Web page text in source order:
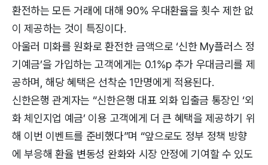
환전하는 모든 거래에 대해 90% 우대환율을 횟수 제한 없
이 제공하는 것이 특징이다.
아울러 미화를 원화로 환전한 금액으로 ‘신한 My플러스 정
기예금’을 가입하는 고객에게는 0.1%p 추가 우대금리를 제
공하며, 해당 혜택은 선착순 1만명에게 적용된다.
신한은행 관계자는 “신한은행 대표 외화 입출금 통장인 ‘외
화 체인지업 예금’ 이용 고객에게 더 큰 혜택을 제공하기 위
해 이번 이벤트를 준비했다”며 “앞으로도 정부 정책 방향
에 부응해 환율 변동성 완화와 시장 안정에 기여할 수 있도